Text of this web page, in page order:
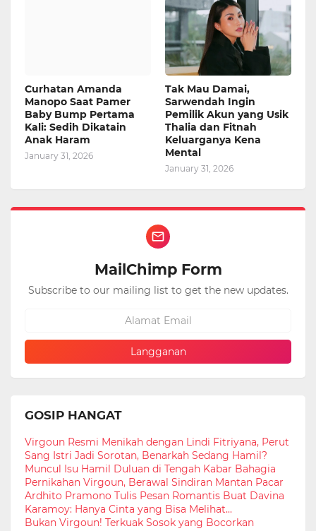
Curhatan Amanda
Manopo Saat Pamer
Baby Bump Pertama
Kali: Sedih Dikatain
Anak Haram
January 31, 2026
Tak Mau Damai,
Sarwendah Ingin
Pemilik Akun yang Usik
Thalia dan Fitnah
Keluarganya Kena
Mental
January 31, 2026
MailChimp Form
Subscribe to our mailing list to get the new updates.
GOSIP HANGAT
Virgoun Resmi Menikah dengan Lindi Fitriyana, Perut
Sang Istri Jadi Sorotan, Benarkah Sedang Hamil?
Muncul Isu Hamil Duluan di Tengah Kabar Bahagia
Pernikahan Virgoun, Berawal Sindiran Mantan Pacar
Ardhito Pramono Tulis Pesan Romantis Buat Davina
Karamoy: Hanya Cinta yang Bisa Melihat...
Bukan Virgoun! Terkuak Sosok yang Bocorkan